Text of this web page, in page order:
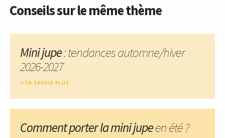
Conseils sur le même thème
Mini jupe: tendances automne/hiver
2026-2027
EN SAVOIR PLUS
Comment porter la mini jupeen été ?